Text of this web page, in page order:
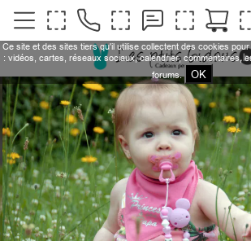
Ce site et des sites tiers qu'il utilise collectent des cookies
: vidéos, cartes, réseaux sociaux, calendrier, commentaires,
forums.
OK